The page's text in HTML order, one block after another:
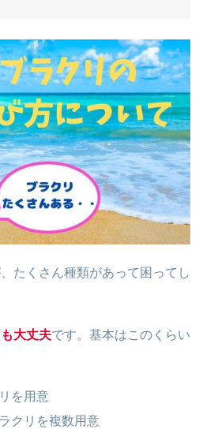
たくさん種類があって困ってし
大丈夫です。基本はこのくらい
を用意
クリを複数用意